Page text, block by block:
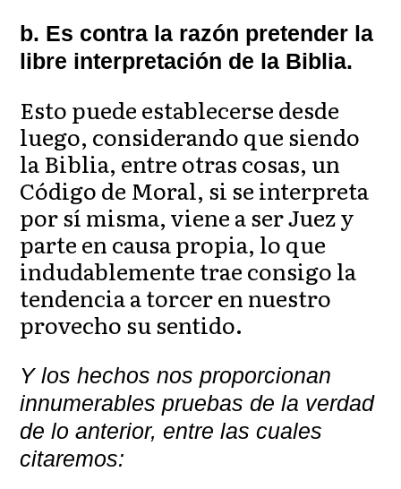
b. Es contra la razón pretender la
libre interpretación de la Biblia.
Esto puede establecerse desde
luego, considerando que siendo
la Biblia, entre otras cosas, un
Código de Moral, si se interpreta
por sí misma, viene a ser Juez y
parte en causa propia, lo que
indudablemente trae consigo la
tendencia a torcer en nuestro
provecho su sentido.
Y los hechos nos proporcionan
innumerables pruebas de la verdad
de lo anterior, entre las cuales
citaremos: